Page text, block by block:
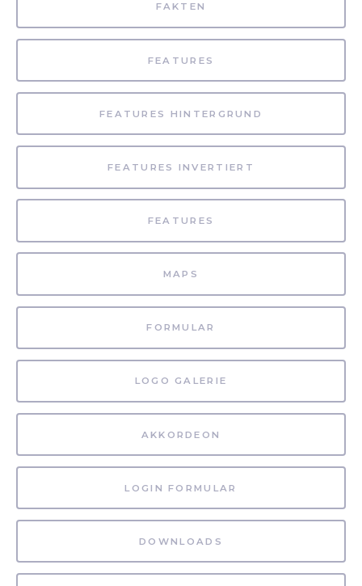
FAKTEN
FEATURES
FEATURES HINTERGRUND
FEATURES INVERTIERT
FEATURES
MAPS
FORMULAR
LOGO GALERIE
AKKORDEON
LOGIN FORMULAR
DOWNLOADS